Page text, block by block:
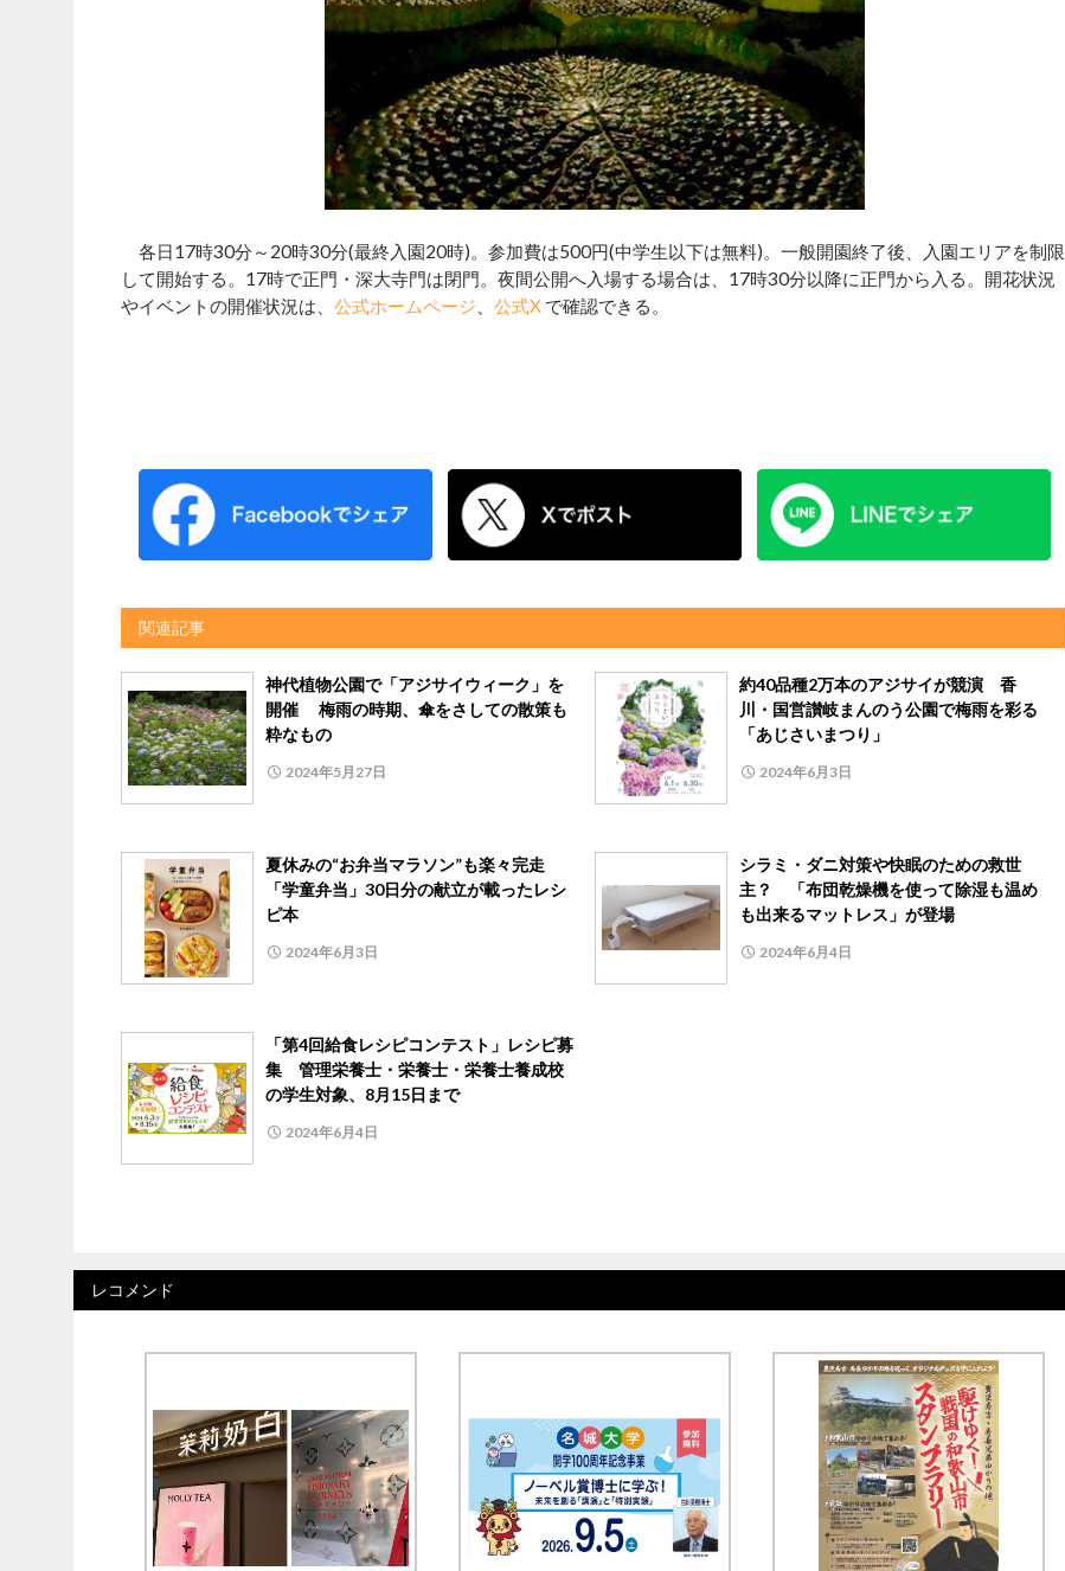
各日17時30分～20時30分(最終入園20時)。参加費は500円(中学生以下は無料)。一般開園終了後、入園エリアを制限
して開始する。17時で正門・深大寺門は閉門。夜間公開へ入場する場合は、17時30分以降に正門から入る。開花状況
やイベントの開催状況は、 公式ホームページ 公式X で確認できる。
関連記事
神代植物公園で「アジサイウィーク」を
開催 梅雨の時期、傘をさしての散策も
粋なもの
2024年5月27日
約40品種2万本のアジサイが競演 香
川・国営讃岐まんのう公園で梅雨を彩る
「あじさいまつり」
2024年6月3日
夏休みの“お弁当マラソン”も楽々完走
「学童弁当」30日分の献立が載ったレシ
ピ本
2024年6月3日
シラミ・ダニ対策や快眠のための救世
主？ 「布団乾燥機を使って除湿も温め
も出来るマットレス」が登場
2024年6月4日
「第4回給食レシピコンテスト」レシピ募
集 管理栄養士・栄養士・栄養士養成校
の学生対象、8月15日まで
2024年6月4日
レコメンド